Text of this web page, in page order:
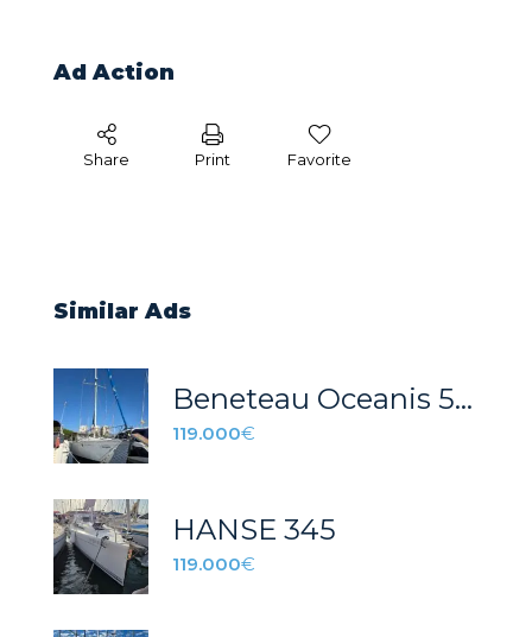
Ad Action
Share Print Favorite
Similar Ads
Beneteau Oceanis 500
119.000€
HANSE 345
119.000€